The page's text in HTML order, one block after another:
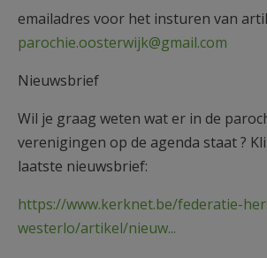
emailadres voor het insturen van
parochie.oosterwijk@gmail.com
Nieuwsbrief
Wil je graag weten wat er in de
verenigingen op de agenda staat ?
laatste nieuwsbrief:
https://www.kerknet.be/federatie-
westerlo/artikel/nieuw...